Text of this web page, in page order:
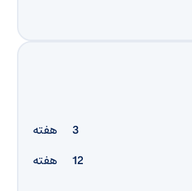
3
هفته
12 هفته